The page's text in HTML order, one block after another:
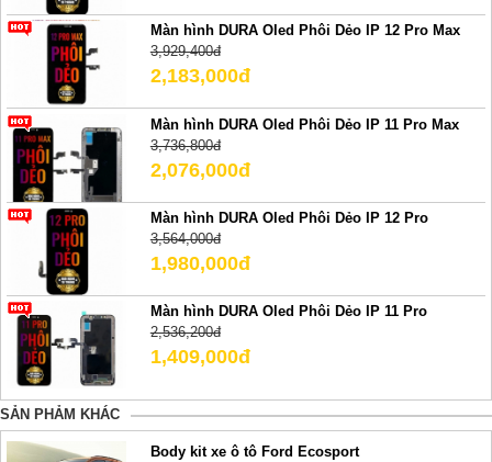
Màn hình DURA Oled Phôi Dẻo IP 12 Pro Max
3,929,400đ
2,183,000đ
Màn hình DURA Oled Phôi Dẻo IP 11 Pro Max
3,736,800đ
2,076,000đ
Màn hình DURA Oled Phôi Dẻo IP 12 Pro
3,564,000đ
1,980,000đ
Màn hình DURA Oled Phôi Dẻo IP 11 Pro
2,536,200đ
1,409,000đ
SẢN PHẢM KHÁC
Body kit xe ô tô Ford Ecosport